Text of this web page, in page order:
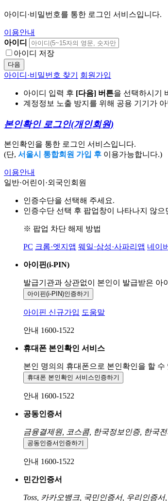
아이디·비밀번호를 통한 로그인 서비스입니다.
이용안내
아이디
아이디 저장
다음
아이디·비밀번호 찾기 회원가입
아이디 입력 후 [다음] 버튼을 선택하시기
계정정보 노출 방지를 위해 공용 기기가
본인확인 로그인(개인회원)
본인확인을 통한 로그인 서비스입니다.
(단, 서울시 통합회원 가입 후 이용가능합니다.)
이용안내
일반·어린이·외국인회원
인증수단을 선택해 주세요.
인증수단 선택 후 팝업창이 나타나지 않
※ 팝업 차단 해제 방법
PC 크롬·엣지앱 웨일·삼성·사파리앱 네이
아이핀(i-PIN)
발급기관과 상관없이 본인이 발급받은 아
아이핀(i-PIN)인증하기
아이핀 신규가입 도움말
안내 1600-1522
휴대폰 본인확인 서비스
본인 명의의 휴대폰으로 본인확인을 할 수
휴대폰 본인확인 서비스인증하기
안내 1600-1522
공동인증서
금융결제원, 코스콤, 한국정보인증, 한국
공동인증서 인증하기
안내 1600-1522
민간인증서
Toss, 카카오뱅크, 국민인증서, 우리인증